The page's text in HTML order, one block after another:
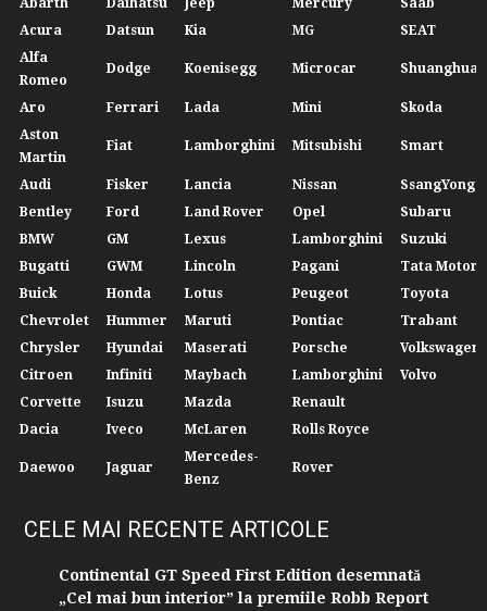
Abarth Daihatsu Jeep Mercury
Saab
Acura
Datsun Kia MG
SEAT
Alfa
Romeo
Dodge Koenisegg Microcar Shuanghuan
Aro Ferrari Lada Mini
Skoda
Aston
Martin
Fiat Lamborghini Mitsubishi Smart
Audi Fisker Lancia Nissan
SsangYong
Bentley
Ford Land Rover Opel
Subaru
BMW
GM Lexus Lamborghini
Suzuki
Bugatti
GWM Lincoln Pagani
Tata Motors
Buick
Honda Lotus Peugeot
Toyota
Chevrolet
Hummer Maruti Pontiac
Trabant
Chrysler
Hyundai Maserati Porsche
Volkswagen
Citroen
Infiniti Maybach Lamborghini
Volvo
Corvette
Isuzu Mazda
Renault
Dacia
Iveco McLaren Rolls Royce
Daewoo Jaguar
Mercedes-
Benz
Rover
CELE MAI RECENTE ARTICOLE
Continental GT Speed First Edition desemnată
„Cel mai bun interior” la premiile Robb Report